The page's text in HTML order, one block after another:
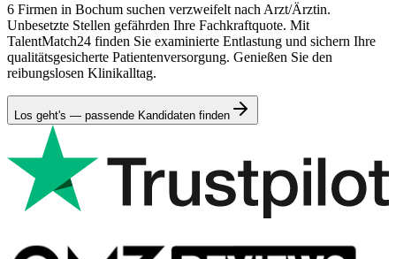
6 Firmen in Bochum suchen verzweifelt nach Arzt/Ärztin.
Unbesetzte Stellen gefährden Ihre Fachkraftquote. Mit
TalentMatch24 finden Sie examinierte Entlastung und sichern Ihre
qualitätsgesicherte Patientenversorgung. Genießen Sie den
reibungslosen Klinikalltag.
Los geht's — passende Kandidaten finden